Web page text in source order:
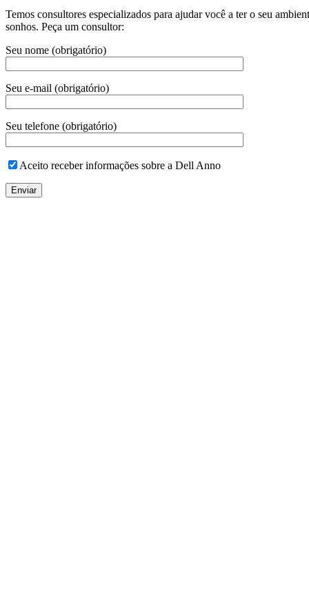
Temos consultores especializados para ajudar você a ter o seu
sonhos. Peça um consultor:
Seu nome (obrigatório)
Seu e-mail (obrigatório)
Seu telefone (obrigatório)
Aceito receber informações sobre a Dell Anno